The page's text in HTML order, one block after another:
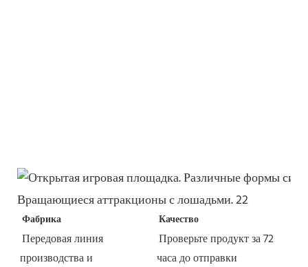
Фабрика
Передовая линия
производства и
Качество
Проверьте продукт за 72
часа до отправки